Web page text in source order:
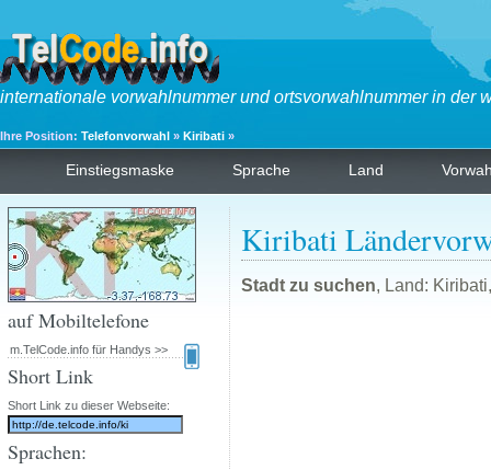
internationale vorwahlnummer und ortsvorwahlnummer in der
Ihre Position: Telefonvorwahl » Kiribati »
Einstiegsmaske Sprache Land
Kiribati
Stadt zu suchen, Land:
auf Mobiltelefone
m.TelCode.info für Handys >>
Short Link
Short Link zu dieser Webseite:
Sprachen: